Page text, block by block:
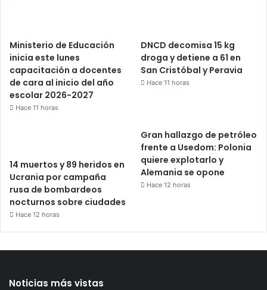
Ministerio de Educación
inicia este lunes
capacitación a docentes
de cara al inicio del año
escolar 2026-2027
Hace 11 horas
DNCD decomisa 15 kg
droga y detiene a 61 en
San Cristóbal y Peravia
Hace 11 horas
14 muertos y 89 heridos en
Ucrania por campaña
rusa de bombardeos
nocturnos sobre ciudades
Hace 12 horas
Gran hallazgo de petróleo
frente a Usedom: Polonia
quiere explotarlo y
Alemania se opone
Hace 12 horas
Noticias más vistas